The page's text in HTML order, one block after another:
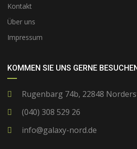
Kontakt
Über uns
Impressum
KOMMEN SIE UNS GERNE
Rugenbarg 74b, 22848
(040) 308 529 26
info@galaxy-nord.de